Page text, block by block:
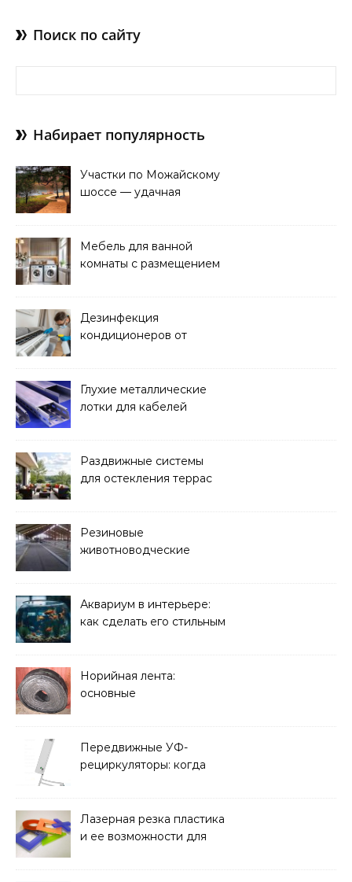
Поиск по сайту
Набирает популярность
Участки по Можайскому
шоссе — удачная
Мебель для ванной
комнаты с размещением
Дезинфекция
кондиционеров от
Глухие металлические
лотки для кабелей
Раздвижные системы
для остекления террас
Резиновые
животноводческие
решать
Аквариум в интерьере:
как сделать его стильным
Норийная лента:
основные
и советы по выбору
Передвижные УФ-
рециркуляторы: когда
Лазерная резка пластика
и ее возможности для